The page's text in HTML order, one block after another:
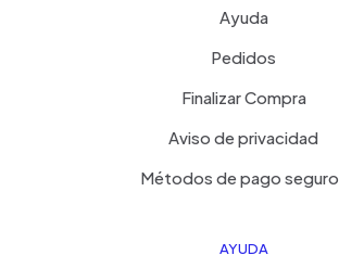
Ayuda
Pedidos
Finalizar Compra
Aviso de privacidad
Métodos de pago
AYUDA